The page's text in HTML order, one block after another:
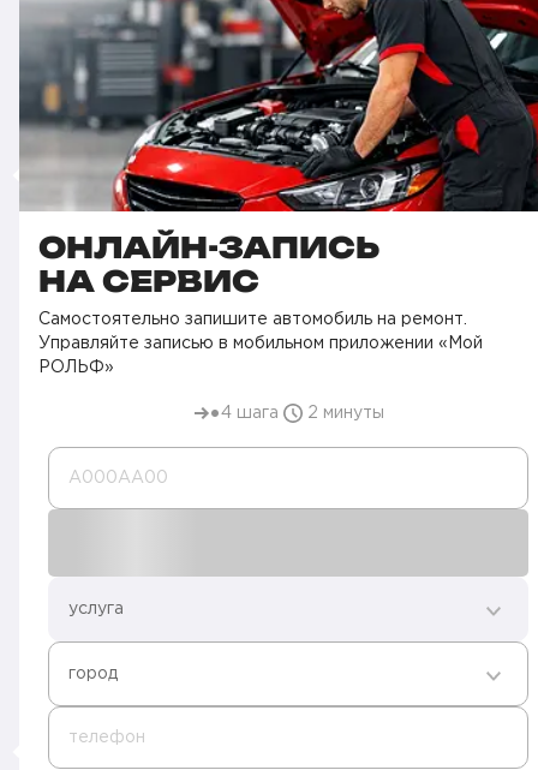
ОНЛАЙН-ЗАПИСЬ
НА СЕРВИС
Самостоятельно запишите автомобиль на ремонт.
Управляйте записью в мобильном приложении «Мой
РОЛЬФ»
4 шага 2 минуты
А000AA00
услуга
город
телефон